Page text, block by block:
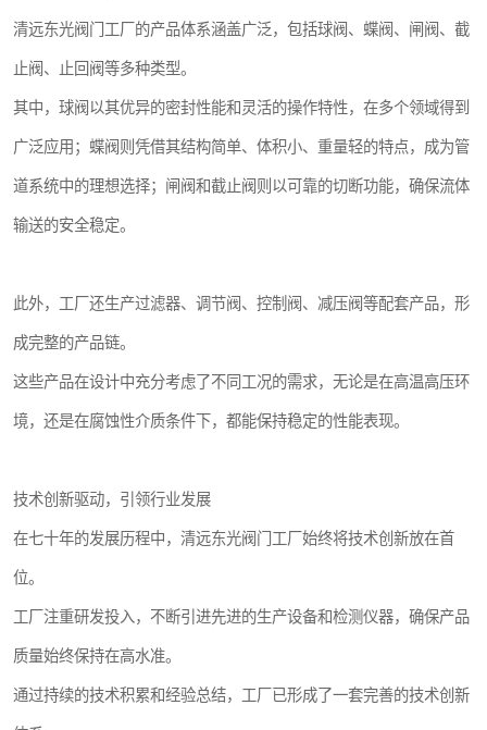
清远东光阀门工厂的产品体系涵盖广泛，包括球阀、蝶阀、闸阀、截
止阀、止回阀等多种类型。
其中，球阀以其优异的密封性能和灵活的操作特性，在多个领域得到
广泛应用；蝶阀则凭借其结构简单、体积小、重量轻的特点，成为管
道系统中的理想选择；闸阀和截止阀则以可靠的切断功能，确保流体
输送的安全稳定。
此外，工厂还生产过滤器、调节阀、控制阀、减压阀等配套产品，形
成完整的产品链。
这些产品在设计中充分考虑了不同工况的需求，无论是在高温高压环
境，还是在腐蚀性介质条件下，都能保持稳定的性能表现。
技术创新驱动，引领行业发展
在七十年的发展历程中，清远东光阀门工厂始终将技术创新放在首
位。
工厂注重研发投入，不断引进先进的生产设备和检测仪器，确保产品
质量始终保持在高水准。
通过持续的技术积累和经验总结，工厂已形成了一套完善的技术创新